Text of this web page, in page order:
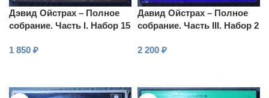
Дэвид Ойстрах – Полное
собрание. Часть I. Набор 15
1 850 ₽
Давид Ойстрах – Полное
собрание. Часть III. Набор 2
2 200 ₽